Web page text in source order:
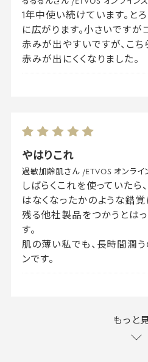
1年中使い続けています。と
に広がります。小さいですが
赤みが出やすいですが、こ
赤みが出にくくなりました。
やはりこれ
過敏加齢肌さん /ETVOS オンライ
しばらくこれを使っていた
はなくなったかのような錯覚
残る他社製品をつかうとは
す。
肌の薄い私でも、長時間潤
ンです。
もっと